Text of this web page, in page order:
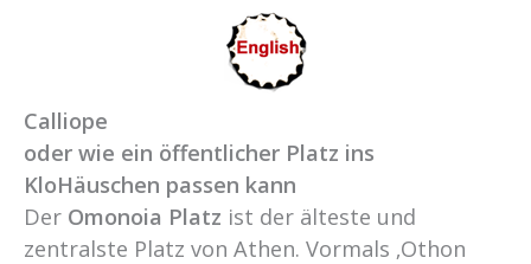
Calliope
oder wie ein öffentlicher Platz ins
KloHäuschen passen kann
Der Omonoia Platz ist der älteste und
zentralste Platz von Athen. Vormals ‚Othon